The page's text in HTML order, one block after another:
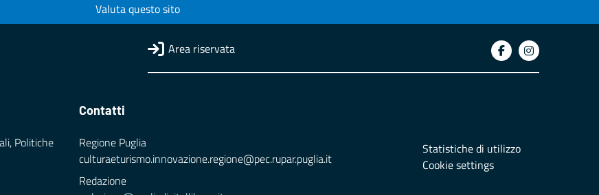
Valuta questo sito
Area riservata
Politiche
Contatti
Regione Puglia
culturaeturismo.innovazione.regione@pec.rupar.puglia.it
Redazione
Statistiche di utilizzo
Cookie settings